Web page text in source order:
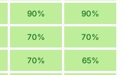
90% 90%
70% 70%
70% 65%